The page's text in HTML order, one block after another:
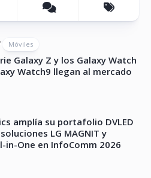
Móviles
Galaxy Z y los Galaxy Watch
Watch9 llegan al mercado
amplía su portafolio DVLED
LG MAGNIT y
in-One en InfoComm 2026